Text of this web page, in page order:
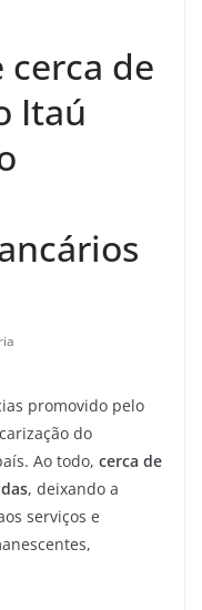
cerca de
Itaú
promovido pelo
do
Ao todo, cerca de
, deixando a
serviços e